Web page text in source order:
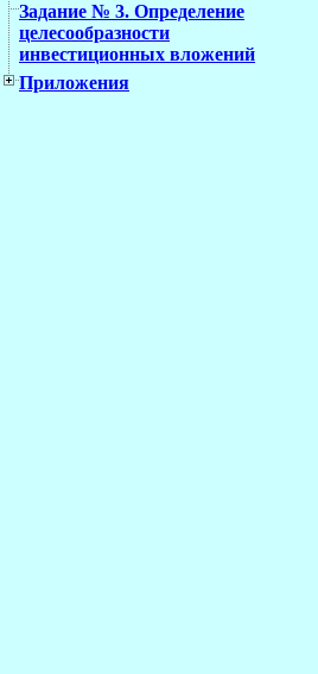
Задание № 3. Определение
целесообразности
инвестиционных вложений
Приложения